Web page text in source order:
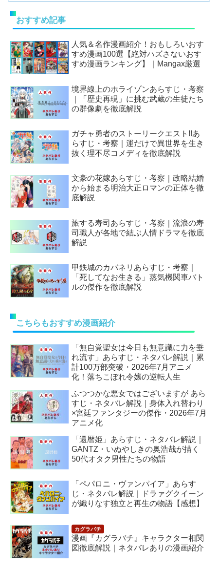
おすすめ記事
人気＆名作漫画紹介！おもしろいおす
すめ漫画100選【絶対ハズさないおす
すめ漫画ランキング】｜Mangax厳選
境界線上のホライゾンあらすじ・考察
｜「歴史再現」に挑む武蔵の生徒たち
の群像劇を徹底解説
ガチャ勇者のストーリークエスト!!あ
らすじ・考察｜運だけで異世界を生き
抜く理不尽コメディを徹底解説
文豪の花嫁あらすじ・考察｜政略結婚
から始まる明治大正ロマンの正体を徹
底解説
旅する寿司あらすじ・考察｜流浪の寿
司職人が各地で結ぶ人情ドラマを徹底
解説
甲鉄城のカバネリあらすじ・考察｜
「死してなお生きる」蒸気機関車バト
ルの傑作を徹底解説
こちらもおすすめ漫画紹介
「無自覚聖女は今日も無意識に力を垂
れ流す」あらすじ・ネタバレ解説｜累
計100万部突破・2026年7月アニメ
化！落ちこぼれ令嬢の逆転人生
ふつつかな悪女ではございますが あら
すじ・ネタバレ解説｜身体入れ替わり
×宮廷ファンタジーの傑作・2026年7月
アニメ化
「還暦姫」あらすじ・ネタバレ解説｜
GANTZ・いぬやしきの奥浩哉が描く
50代オタク男性たちの物語
「ペパロニ・ヴァンパイア」あらす
じ・ネタバレ解説｜ドラァグクイーン
が織りなす独立と再生の物語【感想】
漫画『カグラバチ』キャラクター相関
図徹底解説｜ネタバレありの漫画紹介